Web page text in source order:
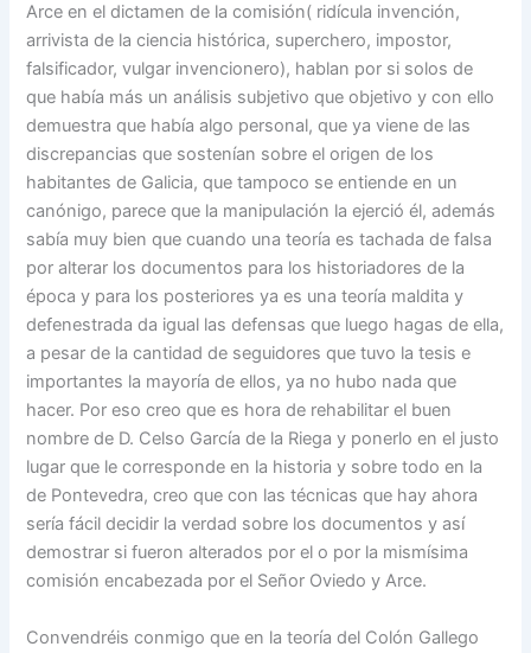
Arce en el dictamen de la comisión( ridícula invención,
arrivista de la ciencia histórica, superchero, impostor,
falsificador, vulgar invencionero), hablan por si solos de
que había más un análisis subjetivo que objetivo y con ello
demuestra que había algo personal, que ya viene de las
discrepancias que sostenían sobre el origen de los
habitantes de Galicia, que tampoco se entiende en un
canónigo, parece que la manipulación la ejerció él, además
sabía muy bien que cuando una teoría es tachada de falsa
por alterar los documentos para los historiadores de la
época y para los posteriores ya es una teoría maldita y
defenestrada da igual las defensas que luego hagas de ella,
a pesar de la cantidad de seguidores que tuvo la tesis e
importantes la mayoría de ellos, ya no hubo nada que
hacer. Por eso creo que es hora de rehabilitar el buen
nombre de D. Celso García de la Riega y ponerlo en el justo
lugar que le corresponde en la historia y sobre todo en la
de Pontevedra, creo que con las técnicas que hay ahora
sería fácil decidir la verdad sobre los documentos y así
demostrar si fueron alterados por el o por la mismísima
comisión encabezada por el Señor Oviedo y Arce.
Convendréis conmigo que en la teoría del Colón Gallego